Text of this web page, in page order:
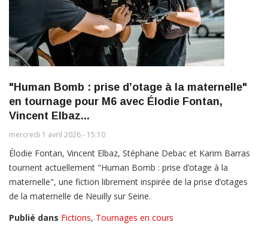
"Human Bomb : prise d’otage à la maternelle"
en tournage pour M6 avec Élodie Fontan,
Vincent Elbaz...
mercredi 1 avril 2026 - 15:10
Élodie Fontan, Vincent Elbaz, Stéphane Debac et Karim Barras
tournent actuellement "Human Bomb : prise d’otage à la
maternelle", une fiction librement inspirée de la prise d’otages
de la maternelle de Neuilly sur Seine.
Publié dans Fictions, Tournages en cours